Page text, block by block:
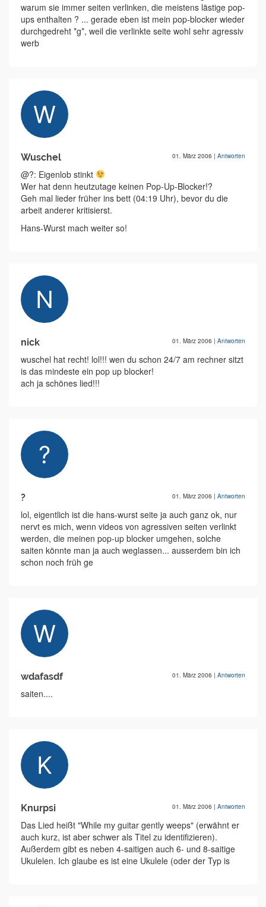
warum sie immer seiten verlinken, die meistens lästige pop-
ups enthalten ? ... gerade eben ist mein pop-blocker wieder
durchgedreht *g*, weil die verlinkte seite wohl sehr agressiv
werb
Wuschel 01. März 2006 | Antworten
@?: Eigenlob stinkt
Wer hat denn heutzutage keinen Pop-Up-Blocker!?
Geh mal lieder früher ins bett (04:19 Uhr), bevor du die
arbeit anderer kritisierst.
Hans-Wurst mach weiter so!
nick 01. März 2006 | Antworten
wuschel hat recht! lol!!! wen du schon 24/7 am rechner sitzt
is das mindeste ein pop up blocker!
ach ja schönes lied!!!
? 01. März 2006 | Antworten
lol, eigentlich ist die hans-wurst seite ja auch ganz ok, nur
nervt es mich, wenn videos von agressiven seiten verlinkt
werden, die meinen pop-up blocker umgehen, solche
saiten könnte man ja auch weglassen... ausserdem bin ich
schon noch früh ge
wdafasdf 01. März 2006 | Antworten
saiten....
Knurpsi 01. März 2006 | Antworten
Das Lied heißt "While my guitar gently weeps" (erwähnt er
auch kurz, ist aber schwer als Titel zu identifizieren).
Außerdem gibt es neben 4-saitigen auch 6- und 8-saitige
Ukulelen. Ich glaube es ist eine Ukulele (oder der Typ is